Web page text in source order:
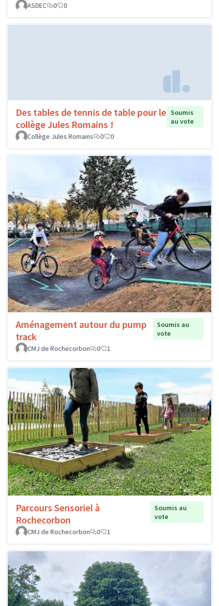
ASDEC 0 0
Des tables de tennis de table pour le
collège Jules Romains !
Soumis
au vote
Collège Jules Romains
0 0
Aménagement autour du pump
track
Soumis au
vote
CMJ de Rochecorbon
0 1
Parcours Sensoriel à
Rochecorbon
Soumis au
vote
CMJ de Rochecorbon
0 1